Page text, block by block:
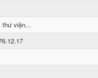
thư viện...